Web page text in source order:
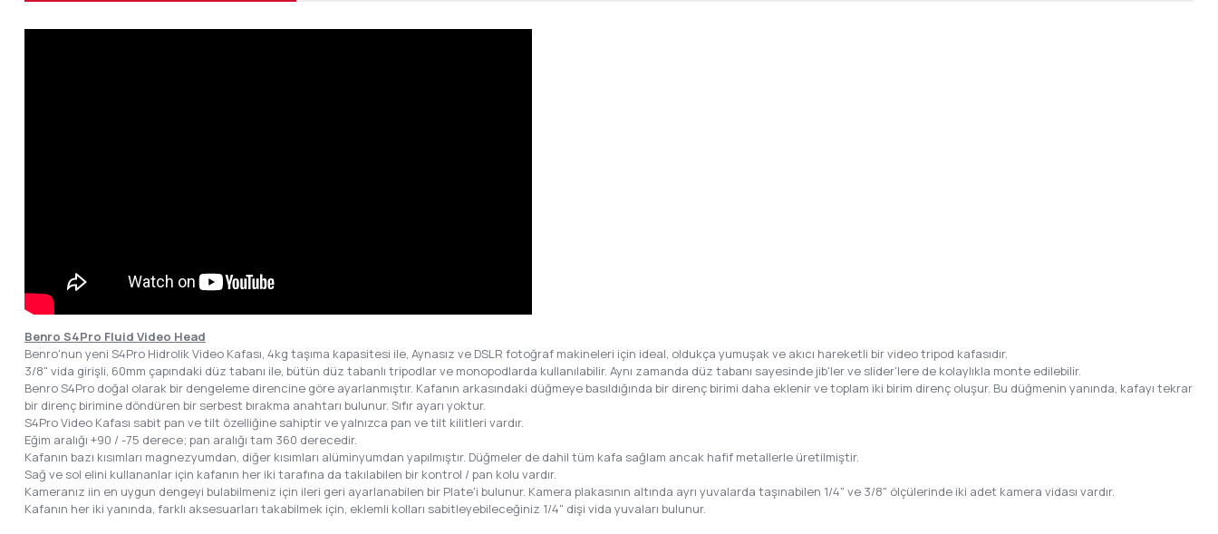
Benro S4Pro Fluid Video Head
Benro'nun yeni S4Pro Hidrolik Video Kafası, 4kg taşıma kapasitesi ile, Aynasız ve DSLR fotoğraf makineleri için ideal, oldukça yumuşak ve akıcı hareketli bir video tripod kafasıdır.
3/8" vida girişli, 60mm çapındaki düz tabanı ile, bütün düz tabanlı tripodlar ve monopodlarda kullanılabilir. Aynı zamanda düz tabanı sayesinde jib'ler ve slider'lere de kolaylıkla monte edilebilir.
Benro S4Pro doğal olarak bir dengeleme direncine göre ayarlanmıştır. Kafanın arkasındaki düğmeye basıldığında bir direnç birimi daha eklenir ve toplam iki birim direnç oluşur. Bu düğmenin yanında, kafayı tekrar
bir direnç birimine döndüren bir serbest bırakma anahtarı bulunur. Sıfır ayarı yoktur.
S4Pro Video Kafası sabit pan ve tilt özelliğine sahiptir ve yalnızca pan ve tilt kilitleri vardır.
Eğim aralığı +90 / -75 derece; pan aralığı tam 360 derecedir.
Kafanın bazı kısımları magnezyumdan, diğer kısımları alüminyumdan yapılmıştır. Düğmeler de dahil tüm kafa sağlam ancak hafif metallerle üretilmiştir.
Sağ ve sol elini kullananlar için kafanın her iki tarafına da takılabilen bir kontrol / pan kolu vardır.
Kameranız iin en uygun dengeyi bulabilmeniz için ileri geri ayarlanabilen bir Plate'i bulunur. Kamera plakasının altında ayrı yuvalarda taşınabilen 1/4" ve 3/8" ölçülerinde iki adet kamera vidası vardır.
Kafanın her iki yanında, farklı aksesuarları takabilmek için, eklemli kolları sabitleyebileceğiniz 1/4" dişi vida yuvaları bulunur.